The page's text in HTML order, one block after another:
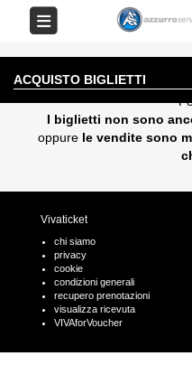
ACQUISTO BIGLIETTI
EVENTO AL
I biglietti non sono
oppure le vendite sono
Vivaticket
chi siamo
privacy
cookie
condizioni generali
recupero prenotazioni
visualizza ricevuta
VIVAforVoucher